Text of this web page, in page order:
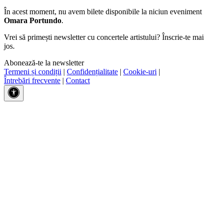
În acest moment, nu avem bilete disponibile la niciun eveniment
Omara Portundo.
Vrei să primești newsletter cu concertele artistului? Înscrie-te mai
jos.
Abonează-te la newsletter
Termeni și condiții | Confidențialitate | Cookie-uri |
Întrebări frecvente | Contact